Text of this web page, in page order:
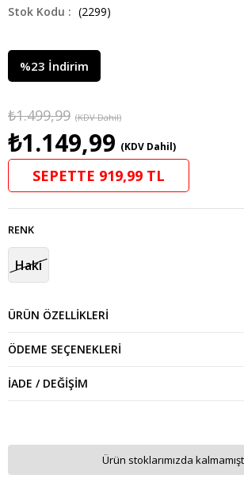
(2299)
%23 İndirim
₺1.499,99 (KDV Dahil)
₺1.149,99 (KDV Dahil)
SEPETTE 919,99 TL
RENK
Haki
ÜRÜN ÖZELLIKLERI
ÖDEME SEÇENEKLERI
İADE / DEĞIŞIM
Ürün stoklarımızda